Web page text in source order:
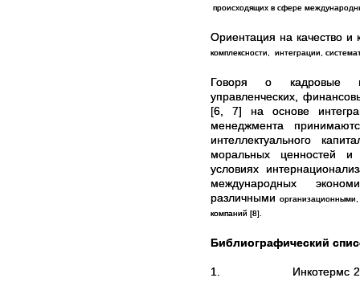
происходящих в сфере
Ориентация на качество
комплексности, интеграции,
Говоря о кадровые
управленческих,
[6, 7] на основе
менеджмента
интеллектуального
моральных ценностей и
условиях
международных
различными
компаний [8].
Библиографический
1. Инкотермс